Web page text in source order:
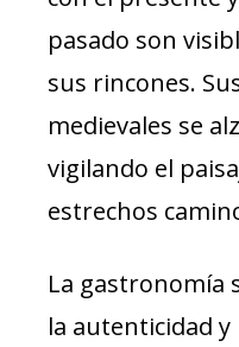
pasado son
sus rincones.
medievales se
vigilando el
estrechos
La gastronomía
la autenticidad y